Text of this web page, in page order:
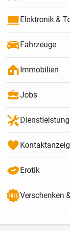
Elektronik &
Fahrzeuge
Immobilien
Jobs
Erotik
Verschenken